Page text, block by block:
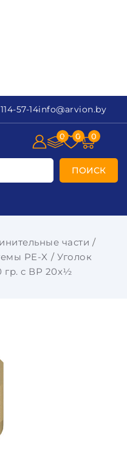
114-57-14info@arvion.by
ПОИСК
0 0 0
части
PE-X
Уголок
гр. с ВР 20х½